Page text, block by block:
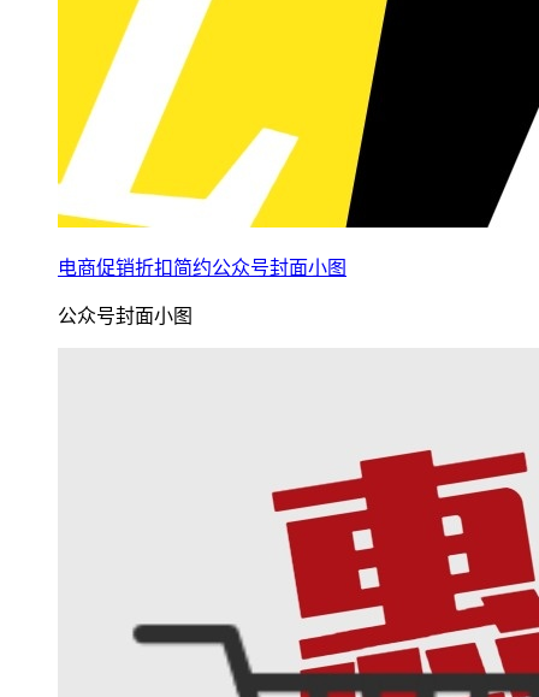
电商促销折扣简约公众号封面小图
公众号封面小图